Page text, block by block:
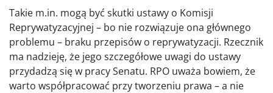
Takie m.in. mogą być skutki ustawy o Komisji
Reprywatyzacyjnej – bo nie rozwiązuje ona głównego
problemu – braku przepisów o reprywatyzacji. Rzecznik
ma nadzieję, że jego szczegółowe uwagi do ustawy
przydadzą się w pracy Senatu. RPO uważa bowiem, że
warto współpracować przy tworzeniu prawa – a nie